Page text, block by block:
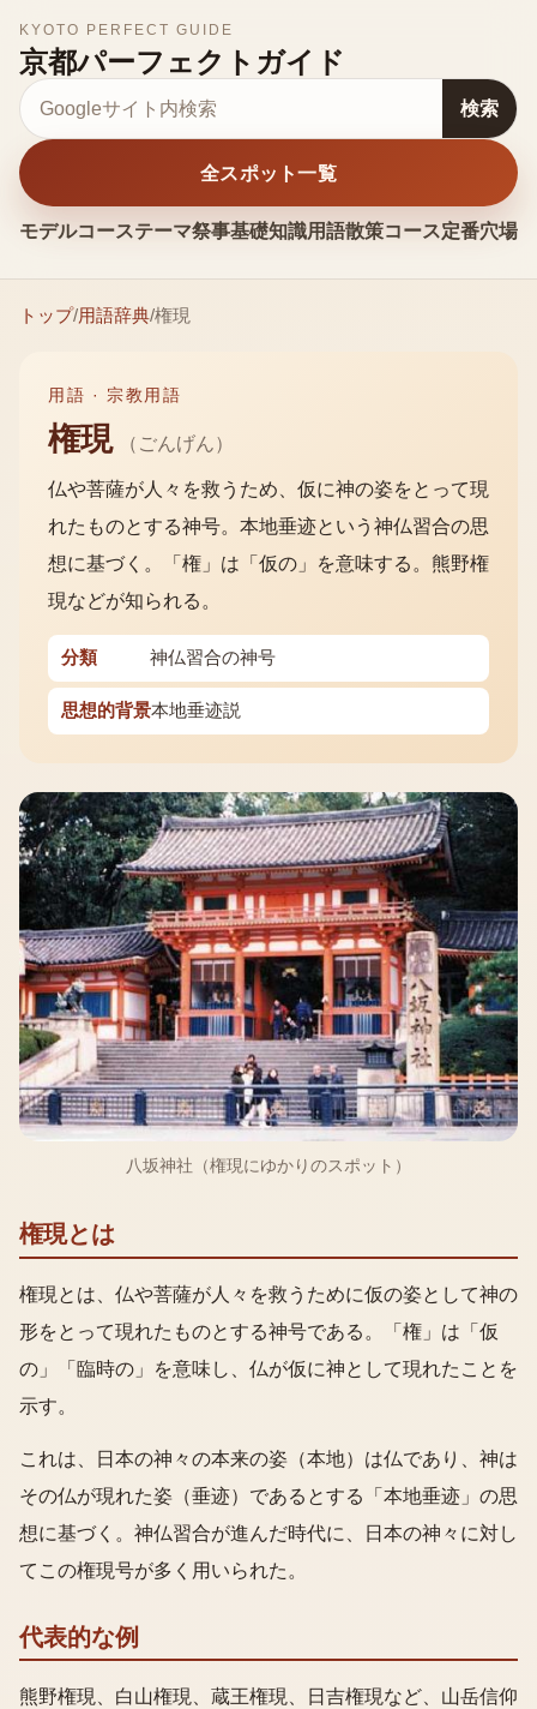
KYOTO PERFECT GUIDE
京都パーフェクトガイド
モデルコーステーマ祭事基礎知識用語散策コース定番穴場
サイト内検索
検索
全スポット一覧
トップ/用語辞典/権現
用語 ·宗教用語
権現 （ ごんげん）
仏や菩薩が人々を救うため、仮に神の姿をとって現
れたものとする神号。本地垂迹という神仏習合の思
想に基づく。「権」は「仮の」を意味する。熊野権
現などが知られる。
分類 神仏習合の神号
思想的背景本地垂迹説
八坂神社（権現にゆかりのスポット）
権現とは
権現とは、仏や菩薩が人々を救うために仮の姿として神の
形をとって現れたものとする神号である。「権」は「仮
の」「臨時の」を意味し、仏が仮に神として現れたことを
示す。
これは、日本の神々の本来の姿（本地）は仏であり、神は
その仏が現れた姿（垂迹）であるとする「本地垂迹」の思
想に基づく。神仏習合が進んだ時代に、日本の神々に対し
てこの権現号が多く用いられた。
代表的な例
熊野権現、白山権現、蔵王権現、日吉権現など、山岳信仰